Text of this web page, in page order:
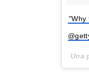
"Why
Una